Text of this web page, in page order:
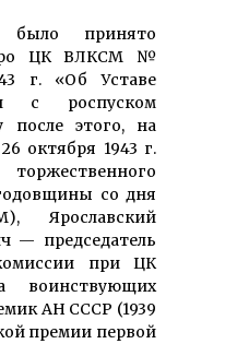
принято
ЦК ВЛКСМ №
г. «Об Уставе
с роспуском
после этого, на
октября 1943 г.
со дня
Ярославский
— председатель
при ЦК
АН СССР (1939
премии первой